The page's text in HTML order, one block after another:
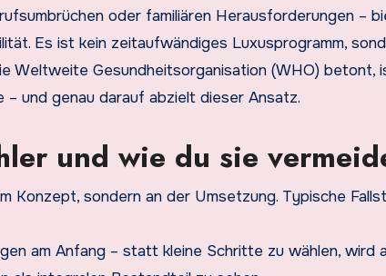
oder familiären Herausforderungen –
Es ist kein zeitaufwändiges Luxusprogramm,
Weltweite Gesundheitsorganisation (WHO) betont,
– und genau darauf abzielt dieser Ansatz.
und wie du sie
Konzept, sondern an der Umsetzung. Typische
am Anfang – statt kleine Schritte zu wählen, wird